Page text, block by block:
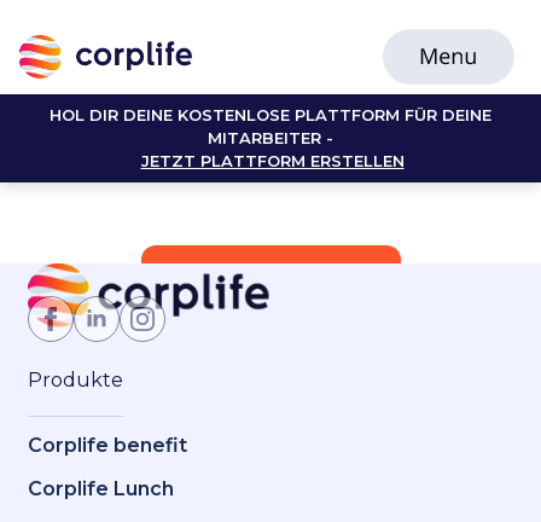
HOL DIR DEINE KOSTENLOSE PLATTFORM FÜR DEINE
MITARBEITER -
JETZT PLATTFORM ERSTELLEN
Jetzt Mitglied werden
Produkte
Corplife benefit
Corplife Lunch